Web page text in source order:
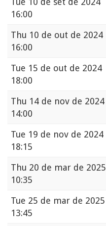
16:00
Thu 10 de out de 2024
16:00
Tue 15 de out de 2024
18:00
Thu 14 de nov de 2024
14:00
Tue 19 de nov de 2024
18:15
Thu 20 de mar de 2025
10:35
Tue 25 de mar de 2025
13:45